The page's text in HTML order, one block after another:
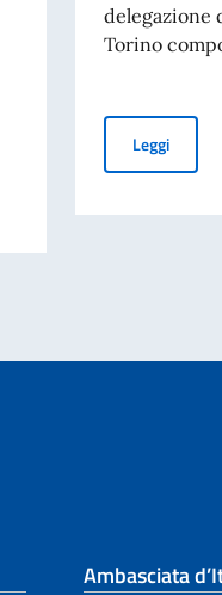
nel Mondo)
l’onorificenza di Cavaliere
delegazione
Torino
Leggi
Ambasciata